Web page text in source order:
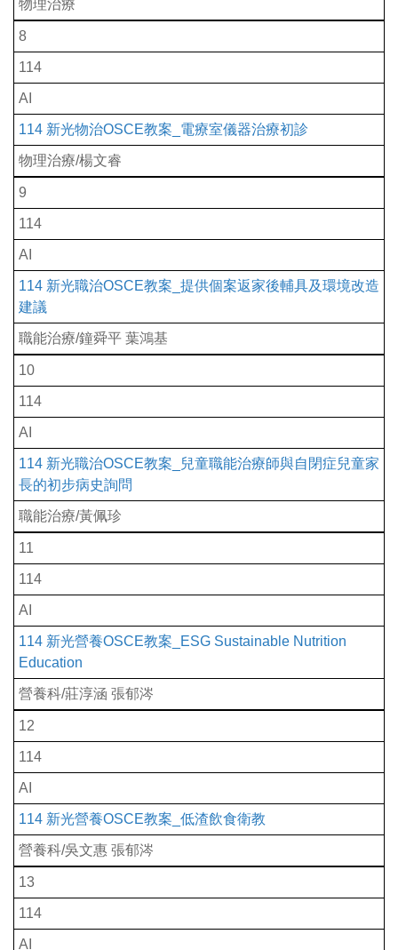
物理治療
8
114
AI
114 新光物治OSCE教案_電療室儀器治療初診
物理治療/楊文睿
9
114
AI
114 新光職治OSCE教案_提供個案返家後輔具及環境改造
建議
職能治療/鐘舜平 葉鴻基
10
114
AI
114 新光職治OSCE教案_兒童職能治療師與自閉症兒童家
長的初步病史詢問
職能治療/黃佩珍
11
114
AI
114 新光營養OSCE教案_ESG Sustainable Nutrition
Education
營養科/莊淳涵 張郁涔
12
114
AI
114 新光營養OSCE教案_低渣飲食衛教
營養科/吳文惠 張郁涔
13
114
AI